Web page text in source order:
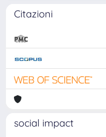
Citazioni
social impact